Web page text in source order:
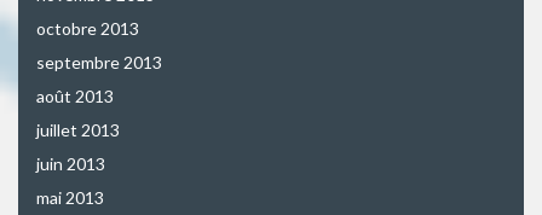
octobre 2013
septembre 2013
août 2013
juillet 2013
juin 2013
mai 2013